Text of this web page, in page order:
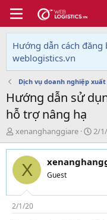
Hướng dẫn cách
weblogistics.vn
Dịch vụ doanh nghiệp
Hướng dẫn sử
hỗ trợ nâng hạ
T
h
r
e
d
s
t
a
xenanghanggiare
N
g
à
y
i
2/
X Guest
2/1/20